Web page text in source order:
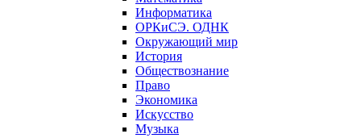
Информатика
ОРКиСЭ. ОДНК
Окружающий мир
История
Обществознание
Право
Экономика
Искусство
Музыка